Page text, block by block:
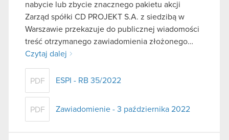
nabycie lub zbycie znacznego pakietu akcji
Zarząd spółki CD PROJEKT S.A. z siedzibą w
Warszawie przekazuje do publicznej wiadomości
treść otrzymanego zawiadomienia złożonego…
Czytaj dalej
PDF ESPI - RB 35/2022
PDF Zawiadomienie - 3 października 2022